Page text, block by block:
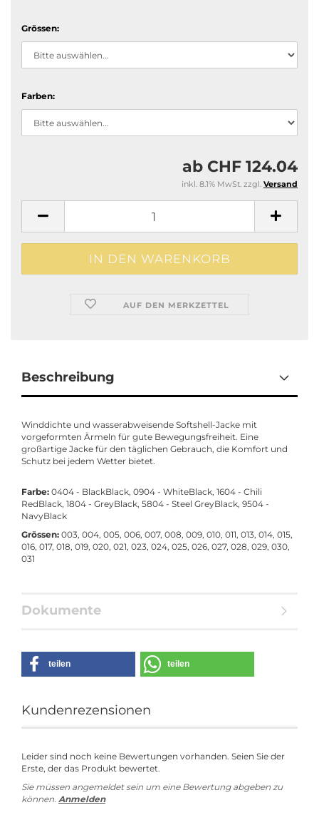
Grössen:
Farben:
ab CHF 124.04
inkl. 8.1% MwSt. zzgl. Versand
AUF DEN MERKZETTEL
Beschreibung
Winddichte und wasserabweisende Softshell-Jacke mit
vorgeformten Ärmeln für gute Bewegungsfreiheit. Eine
großartige Jacke für den täglichen Gebrauch, die Komfort und
Schutz bei jedem Wetter bietet.
Farbe: 0404 - BlackBlack, 0904 - WhiteBlack, 1604 - Chili
RedBlack, 1804 - GreyBlack, 5804 - Steel GreyBlack, 9504 -
NavyBlack
Grössen: 003, 004, 005, 006, 007, 008, 009, 010, 011, 013, 014, 015,
016, 017, 018, 019, 020, 021, 023, 024, 025, 026, 027, 028, 029, 030,
031
Dokumente
teilen teilen
Kundenrezensionen
Leider sind noch keine Bewertungen vorhanden. Seien Sie der
Erste, der das Produkt bewertet.
Sie müssen angemeldet sein um eine Bewertung abgeben zu
können. Anmelden